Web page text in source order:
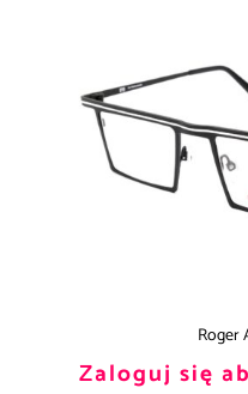
Roger
Zaloguj się